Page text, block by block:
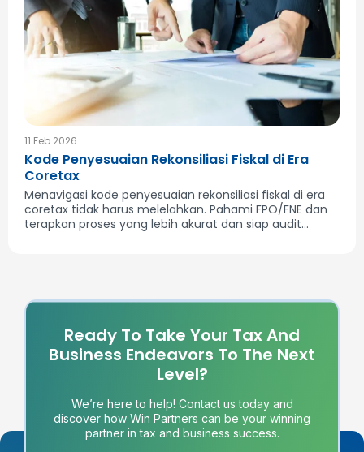
11 Feb 2026
Kode Penyesuaian Rekonsiliasi Fiskal di Era
Coretax
Menavigasi kode penyesuaian rekonsiliasi fiskal di era
coretax tidak harus melelahkan. Pahami FPO/FNE dan
terapkan proses yang lebih akurat dan siap audit...
Ready To Take Your Tax And
Business Endeavors To The Next
Level?
We’re here to help! Contact us today and
discover how Win Partners can be your winning
partner in tax and business success.